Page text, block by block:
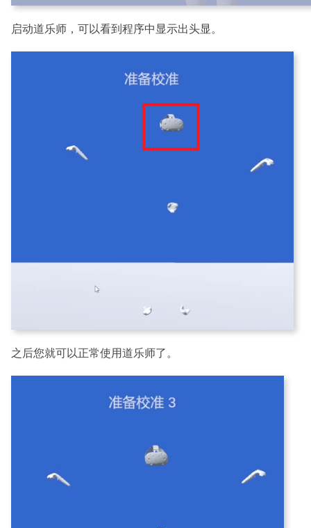
启动道乐师，可以看到程序中显示出头显。
之后您就可以正常使用道乐师了。